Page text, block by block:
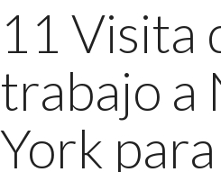
11 Visita
trabajo a
York para